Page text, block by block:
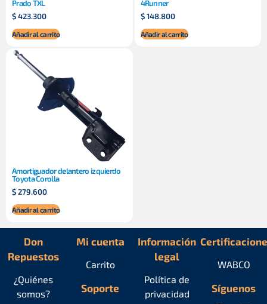
Prado TXL
$423.300
Añadir al carrito
4Runner
$148.800
Añadir al carrito
Amortiguador delantero izquierdo
Toyota Corolla
$279.600
Añadir al carrito
Don
Repuestos
¿Quiénes
somos?
Mi cuenta
Carrito
Soporte
Información
legal
Política de
privacidad
Síguenos
WABCO